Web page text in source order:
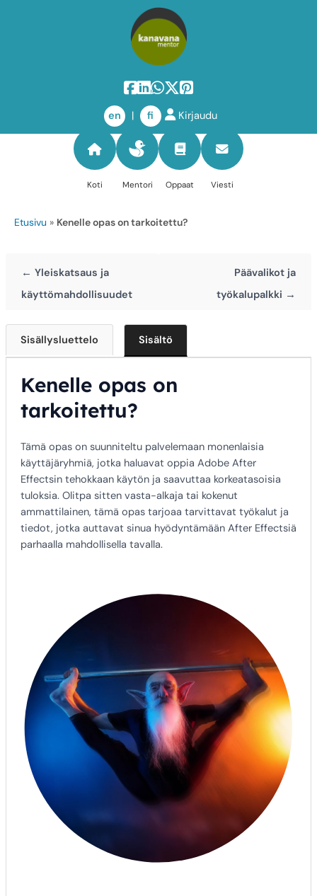
en | fi Kirjaudu
Koti Mentori Oppaat Viesti
Etusivu » Kenelle opas on tarkoitettu?
← Yleiskatsaus ja
käyttömahdollisuudet
Päävalikot ja
työkalupalkki →
Sisällysluettelo Sisältö
Kenelle opas on
tarkoitettu?
Tämä opas on suunniteltu palvelemaan monenlaisia
käyttäjäryhmiä, jotka haluavat oppia Adobe After
Effectsin tehokkaan käytön ja saavuttaa korkeatasoisia
tuloksia. Olitpa sitten vasta-alkaja tai kokenut
ammattilainen, tämä opas tarjoaa tarvittavat työkalut ja
tiedot, jotka auttavat sinua hyödyntämään After Effectsiä
parhaalla mahdollisella tavalla.